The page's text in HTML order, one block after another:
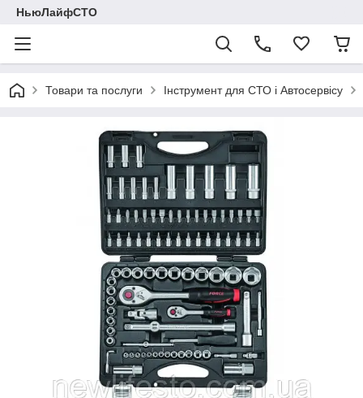
НьюЛайфСТО
Товари та послуги Інструмент для СТО і Автосервісу